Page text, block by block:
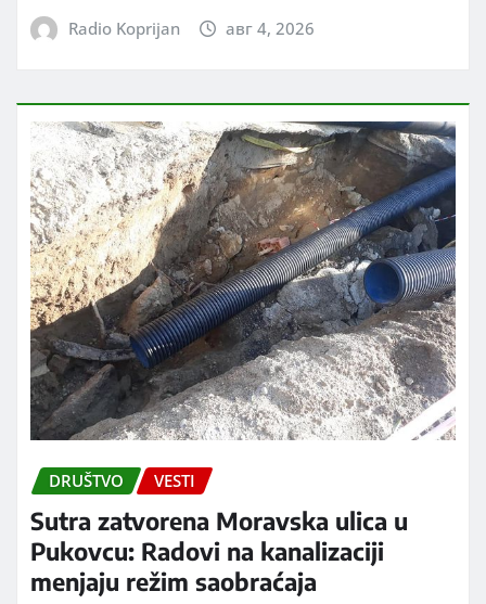
Radio Koprijan авг 4, 2026
DRUŠTVO VESTI
Sutra zatvorena Moravska ulica u
Pukovcu: Radovi na kanalizaciji
menjaju režim saobraćaja